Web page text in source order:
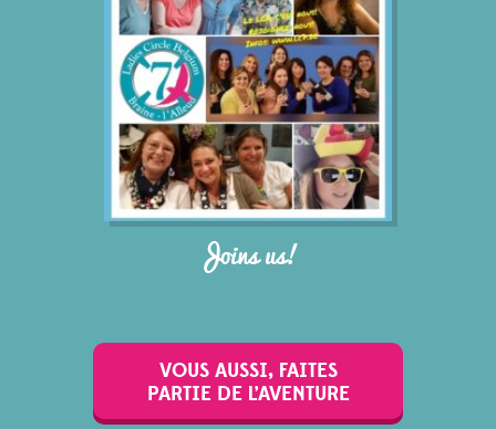
Joins us!
VOUS AUSSI, FAITES
PARTIE DE L’AVENTURE